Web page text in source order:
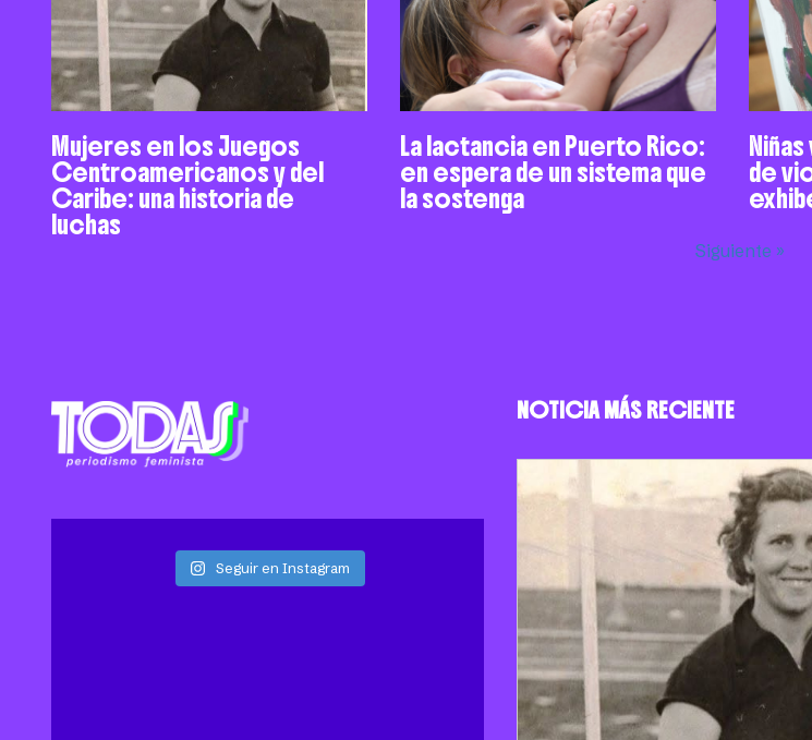
Mujeres en los Juegos
Centroamericanos y del
Caribe: una historia de
luchas
La lactancia en Puerto Rico:
en espera de un sistema que
la sostenga
de
Siguiente »
Seguir en Instagram
NOTICIA MÁS RECIENTE